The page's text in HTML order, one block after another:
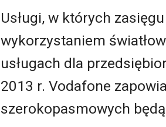
Usługi, w których
wykorzystaniem
usługach dla
2013 r. Vodafone
szerokopasmowych